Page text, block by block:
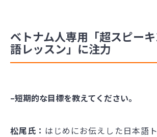
ベトナム人専用「超スピー
語レッスン」に注力
–短期的な目標を教えてください。
松尾氏： はじめにお伝えした日本語